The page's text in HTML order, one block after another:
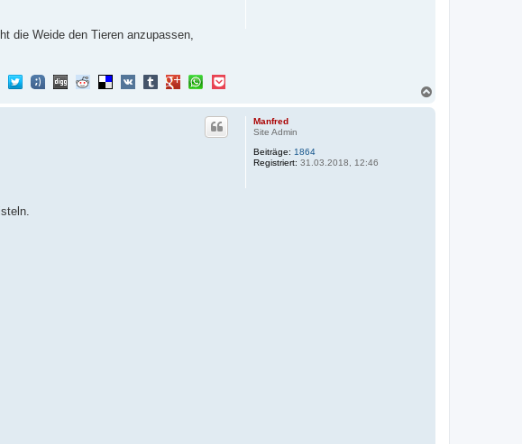
die Weide den Tieren anzupassen,
Manfred
Site Admin
Beiträge: 1864
Registriert: 31.03.2018, 12:46